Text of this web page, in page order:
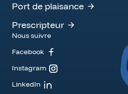
Port de plaisance
Prescripteur
Nous suivre
Facebook
Instagram
LinkedIn